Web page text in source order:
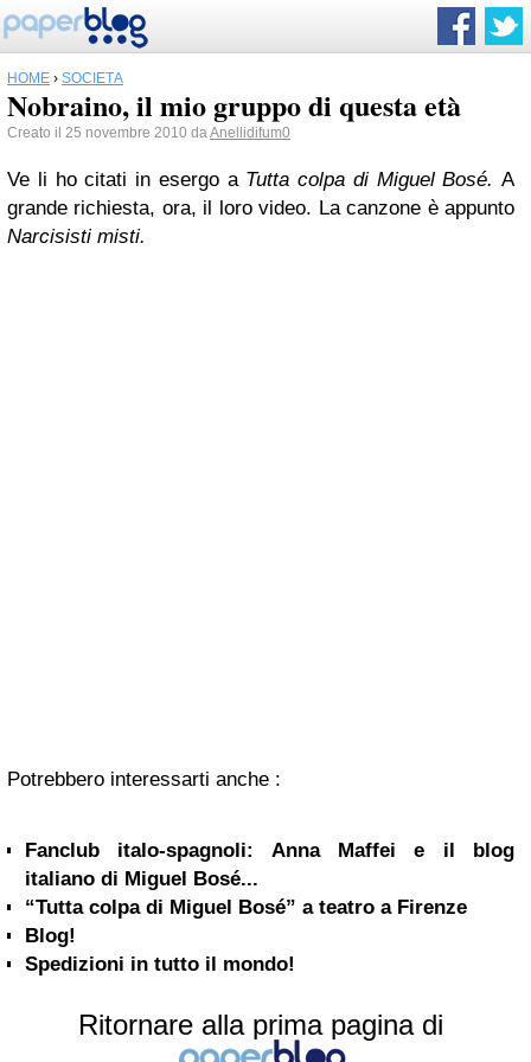
HOME › SOCIETÀ
Nobraino, il mio gruppo di questa età
Creato il 25 novembre 2010 daAnellidifum0
Ve li ho citati in esergo a Tutta colpa di Miguel Bosé. A
grande richiesta, ora, il loro video. La canzone è appunto
Narcisisti misti.
Potrebbero interessarti anche :
Fanclub italo-spagnoli: Anna Maffei e il blog
italiano di Miguel Bosé...
“Tutta colpa di Miguel Bosé” a teatro a Firenze
Blog!
Spedizioni in tutto il mondo!
Ritornare alla prima pagina di